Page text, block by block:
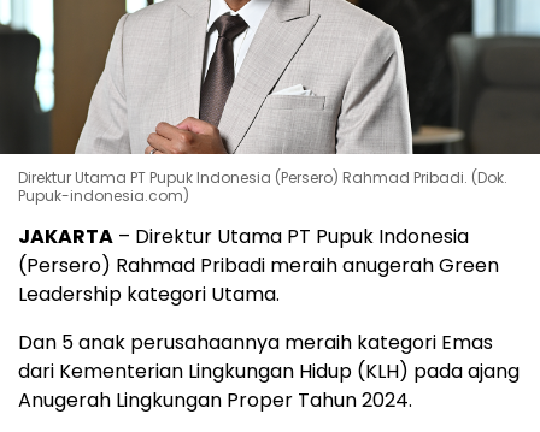
Direktur Utama PT Pupuk Indonesia (Persero) Rahmad Pribadi. (Dok.
Pupuk-indonesia.com)
JAKARTA – Direktur Utama PT Pupuk Indonesia
(Persero) Rahmad Pribadi meraih anugerah Green
Leadership kategori Utama.
Dan 5 anak perusahaannya meraih kategori Emas
dari Kementerian Lingkungan Hidup (KLH) pada ajang
Anugerah Lingkungan Proper Tahun 2024.